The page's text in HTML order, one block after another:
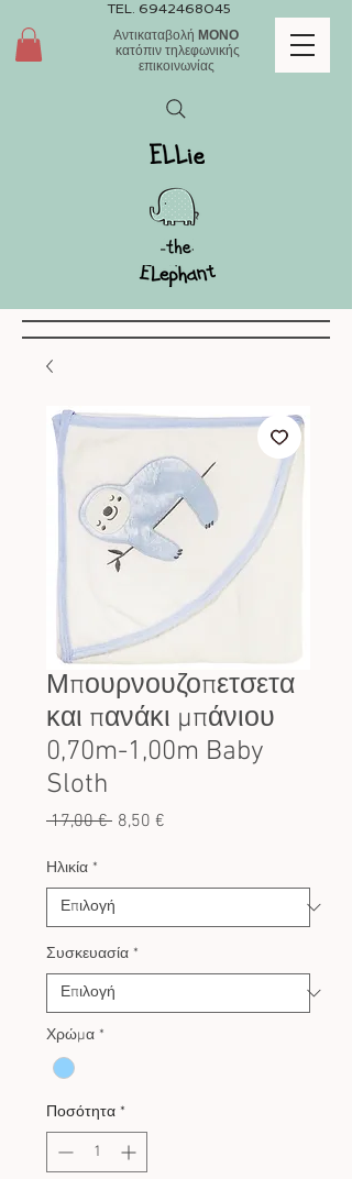
TEL. 6942468045
Αντικαταβολή ΜΟΝΟ
κατόπιν τηλεφωνικής
επικοινωνίας
Μπουρνουζοπετσετα
και πανάκι μπάνιου
0,70m-1,00m Baby
Sloth
17,00 € Κανονική
8,50 €
Ηλικία *
Συσκευασία *
Χρώμα *
Ποσότητα *